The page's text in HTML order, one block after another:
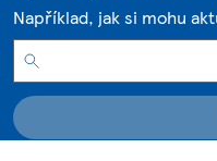
Například, jak si mohu